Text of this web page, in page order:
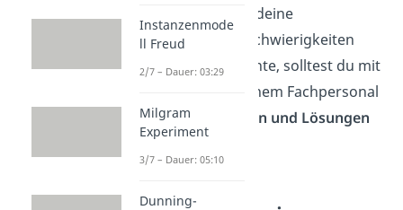
Verdacht hast, dass deine
Realitätsflucht mit Schwierigkeiten
verbunden sein könnte, solltest du mit
psychotherapeutischem Fachpersonal
gemeinsam
Ursachen und Lösungen
finden.
Instanzenmode
ll Freud
2/7 – Dauer: 03:29
Milgram
Experiment
3/7 – Dauer: 05:10
Dunning-